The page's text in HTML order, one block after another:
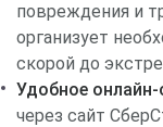
повреждения и
организует
скорой до
Удобное
через сайт